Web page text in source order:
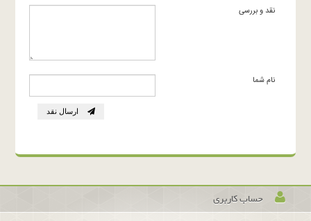
نقد و بررسی
نام شما
ارسال نقد
حساب کاربری